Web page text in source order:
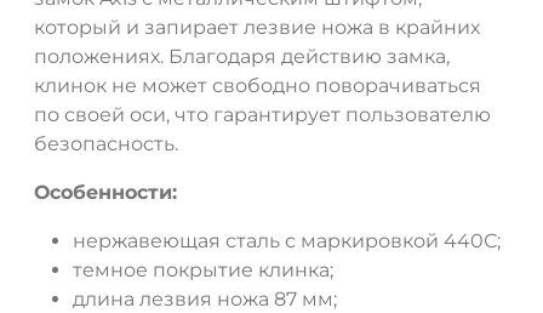
который и запирает лезвие ножа в крайних
положениях. Благодаря действию замка,
клинок не может свободно поворачиваться
по своей оси, что гарантирует пользователю
безопасность.
Особенности:
нержавеющая сталь с маркировкой 440С;
темное покрытие клинка;
длина лезвия ножа 87 мм;